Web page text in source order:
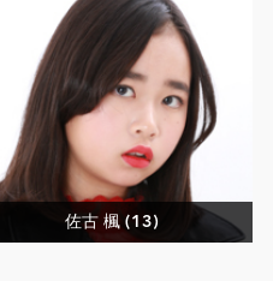
佐古 楓 (13)